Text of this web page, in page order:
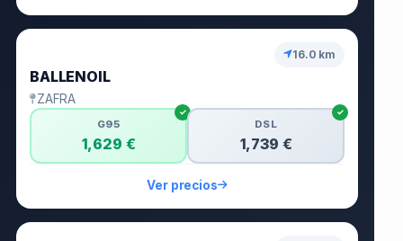
16.0 km
BALLENOIL
ZAFRA
G95
1,629 €
DSL
1,739 €
Ver precios